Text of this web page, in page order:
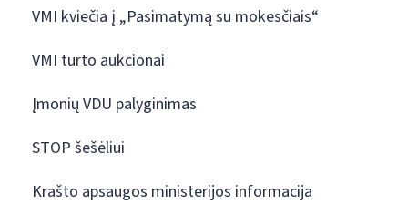
VMI kviečia į „Pasimatymą su mokesčiais“
VMI turto aukcionai
Įmonių VDU palyginimas
STOP šešėliui
Krašto apsaugos ministerijos informacija